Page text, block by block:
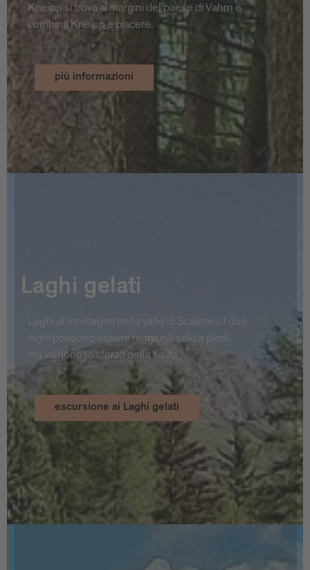
Kneipp si trova ai margini del paese di Vahrn e
combina Kneipp e piacere.
più informazioni
Laghi gelati
Laghi di montagna nella valle di Scaleres. I due
laghi possono essere raggiunti solo a piedi,
ma valgono lo sforzo della salita.
escursione ai Laghi gelati